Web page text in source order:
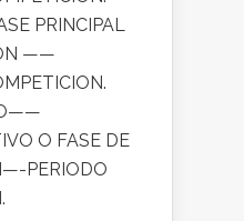
PRINCIPAL
——
O FASE DE
PERIODO